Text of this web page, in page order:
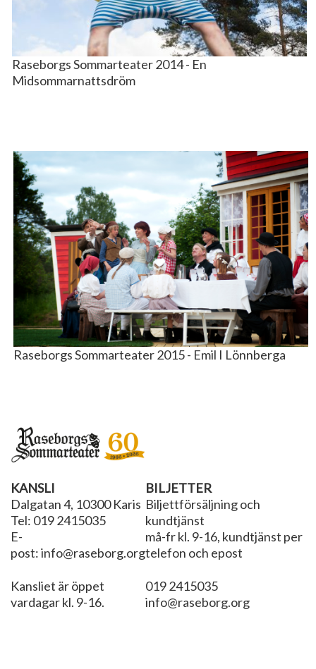
Raseborgs Sommarteater 2014 - En
Midsommarnattsdröm
Raseborgs Sommarteater 2015 - Emil I Lönnberga
KANSLI
Dalgatan 4, 10300 Karis
Tel: 019 2415035
E-
post: info@raseborg.org
Kansliet är öppet
vardagar kl. 9-16.
BILJETTER
Biljettförsäljning och
kundtjänst
må-fr kl. 9-16, kundtjänst per
telefon och epost
019 2415035
info@raseborg.org